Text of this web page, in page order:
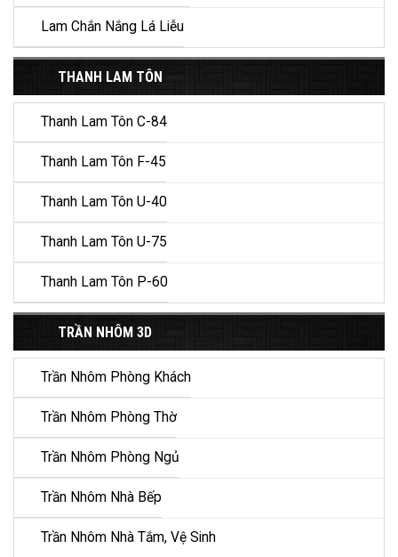
Lam Chắn Nắng Lá Liễu
THANH LAM TÔN
Thanh Lam Tôn C-84
Thanh Lam Tôn F-45
Thanh Lam Tôn U-40
Thanh Lam Tôn U-75
Thanh Lam Tôn P-60
TRẦN NHÔM 3D
Trần Nhôm Phòng Khách
Trần Nhôm Phòng Thờ
Trần Nhôm Phòng Ngủ
Trần Nhôm Nhà Bếp
Trần Nhôm Nhà Tắm, Vệ Sinh